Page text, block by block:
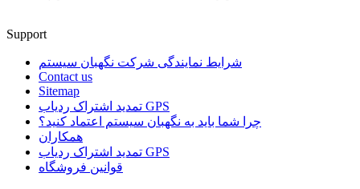
Support
شرایط نمایندگی شرکت نگهبان سیستم
Contact us
Sitemap
تمدید اشتراک ردیاب GPS
چرا شما باید به نگهبان سیستم اعتماد کنید؟
همکاران
تمدید اشتراک ردیاب GPS
قوانین فروشگاه